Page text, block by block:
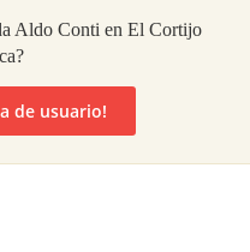
Aldo Conti en El Cortijo
de usuario!